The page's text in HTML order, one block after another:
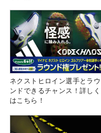
ネクストヒロイン選手とラウ
ンドできるチャンス！詳しく
はこちら！